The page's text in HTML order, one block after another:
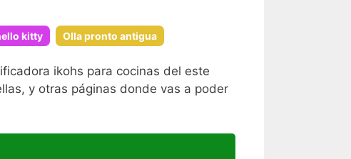
kitty Olla pronto antigua
ikohs para cocinas del este
y otras páginas donde vas a poder